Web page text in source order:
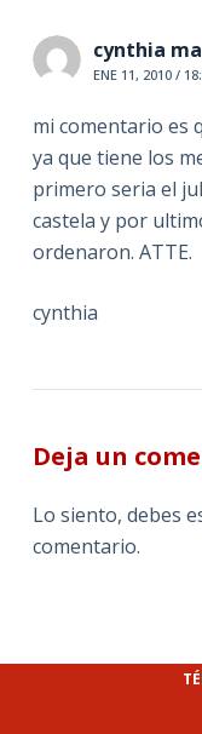
cynthia
ENE 11, 2010 /
mi comentario es
ya que tiene los
primero seria el
castela y por
ordenaron. ATTE.
cynthia
Deja un
Lo siento, debes
comentario.